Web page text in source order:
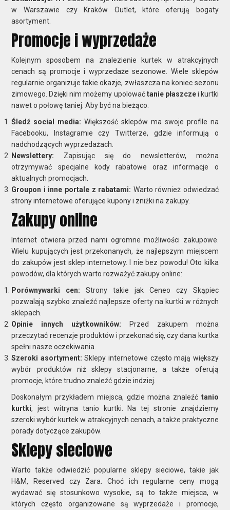
w Warszawie czy Kraków Outlet, które oferują bogaty
asortyment.
Promocje i wyprzedaże
Kolejnym sposobem na znalezienie kurtek w atrakcyjnych
cenach są promocje i wyprzedaże sezonowe. Wiele sklepów
regularnie organizuje takie okazje, zwłaszcza na koniec sezonu
zimowego. Dzięki nim możemy upolowaćtanie płaszczei kurtki
nawet o połowę taniej. Aby być na bieżąco:
Śledź social media: Większość sklepów ma swoje profile na
Facebooku, Instagramie czy Twitterze, gdzie informują o
nadchodzących wyprzedażach.
Newslettery: Zapisując się do newsletterów, można
otrzymywać specjalne kody rabatowe oraz informacje o
aktualnych promocjach.
Groupon i inne portale z rabatami: Warto również odwiedzać
strony internetowe oferujące kupony i zniżki na zakupy.
Zakupy online
Internet otwiera przed nami ogromne możliwości zakupowe.
Wielu kupujących jest przekonanych, że najlepszym miejscem
do zakupów jest sklep internetowy. I nie bez powodu! Oto kilka
powodów, dla których warto rozważyć zakupy online:
Porównywarki cen: Strony takie jak Ceneo czy Skąpiec
pozwalają szybko znaleźć najlepsze oferty na kurtki w różnych
sklepach.
Opinie innych użytkowników: Przed zakupem można
przeczytać recenzje produktów i przekonać się, czy dana kurtka
spełni nasze oczekiwania.
Szeroki asortyment: Sklepy internetowe często mają większy
wybór produktów niż sklepy stacjonarne, a także oferują
promocje, które trudno znaleźć gdzie indziej.
Doskonałym przykładem miejsca, gdzie można znaleźć tanio
kurtki, jest witryna tanio kurtki. Na tej stronie znajdziemy
szeroki wybór kurtek w atrakcyjnych cenach, a także praktyczne
porady dotyczące zakupów.
Sklepy sieciowe
Warto także odwiedzić popularne sklepy sieciowe, takie jak
H&M, Reserved czy Zara. Choć ich regularne ceny mogą
wydawać się stosunkowo wysokie, są to także miejsca, w
których często organizowane są wyprzedaże i promocje,